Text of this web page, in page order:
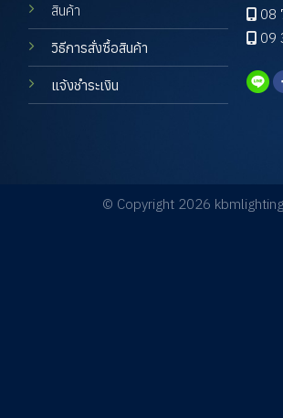
สินค้า
วิธีการสั่งซื้อสินค้า
แจ้งชำระเงิน
08
09
© Copyright 2026